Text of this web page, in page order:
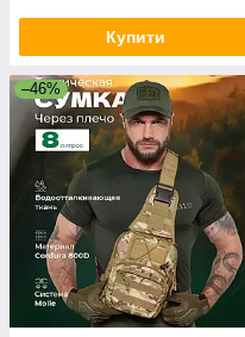
Купити
–46%